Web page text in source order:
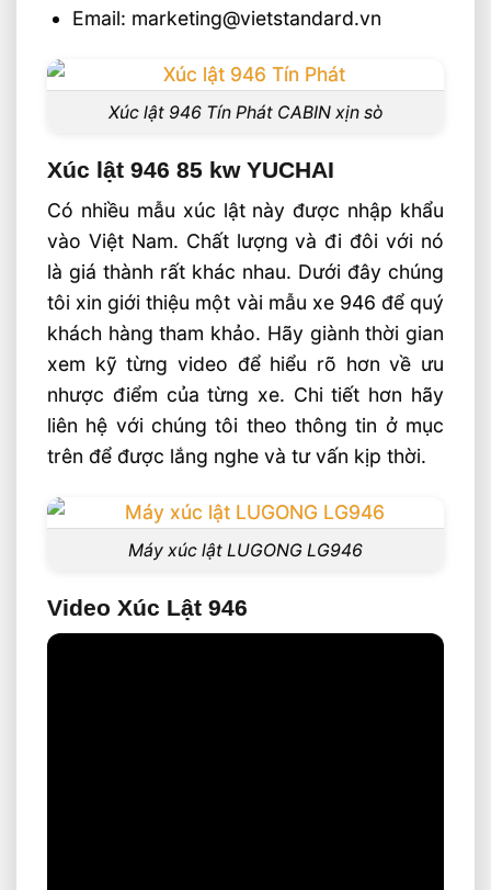
Email: marketing@vietstandard.vn
Xúc lật 946 Tín Phát CABIN xịn sò
Xúc lật 946 85 kw YUCHAI
Có nhiều mẫu xúc lật này được nhập khẩu
vào Việt Nam. Chất lượng và đi đôi với nó
là giá thành rất khác nhau. Dưới đây chúng
tôi xin giới thiệu một vài mẫu xe 946 để quý
khách hàng tham khảo. Hãy giành thời gian
xem kỹ từng video để hiểu rõ hơn về ưu
nhược điểm của từng xe. Chi tiết hơn hãy
liên hệ với chúng tôi theo thông tin ở mục
trên để được lắng nghe và tư vấn kịp thời.
Máy xúc lật LUGONG LG946
Video Xúc Lật 946